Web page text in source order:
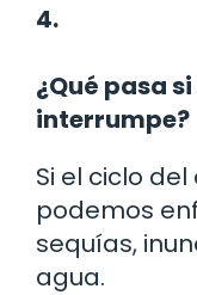
4.
¿Qué pasa
interrumpe?
Si el ciclo
podemos
sequías,
agua.